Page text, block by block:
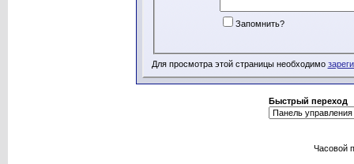
Запомнить?
Для просмотра этой страницы необходимо
Быстрый переход
Часовой